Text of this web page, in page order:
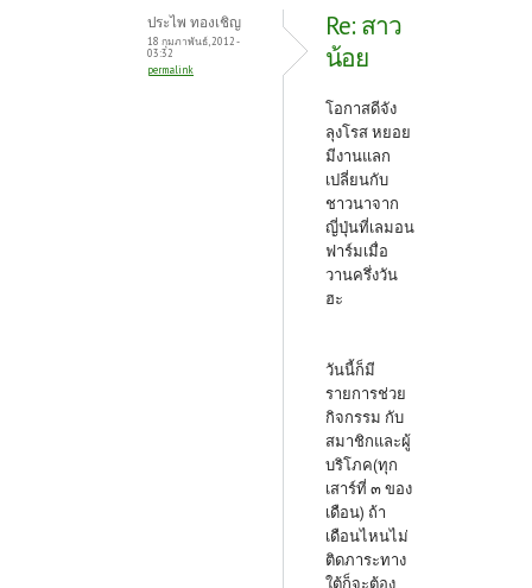
ประไพ ทองเชิญ
18 กุมภาพันธ์, 2012 -
03:32
permalink
Re: สาว
น้อย
โอกาสดีจัง
ลุงโรส หยอย
มีงานแลก
เปลี่ยนกับ
ชาวนาจาก
ญี่ปุ่นที่เลมอน
ฟาร์มเมื่อ
วานครึ่งวัน
ฮะ
วันนี้ก็มี
รายการช่วย
กิจกรรม กับ
สมาชิกและผู้
บริโภค(ทุก
เสาร์ที่ ๓ ของ
เดือน) ถ้า
เดือนไหนไม่
ติดภาระทาง
ใต้ก็จะต้อง